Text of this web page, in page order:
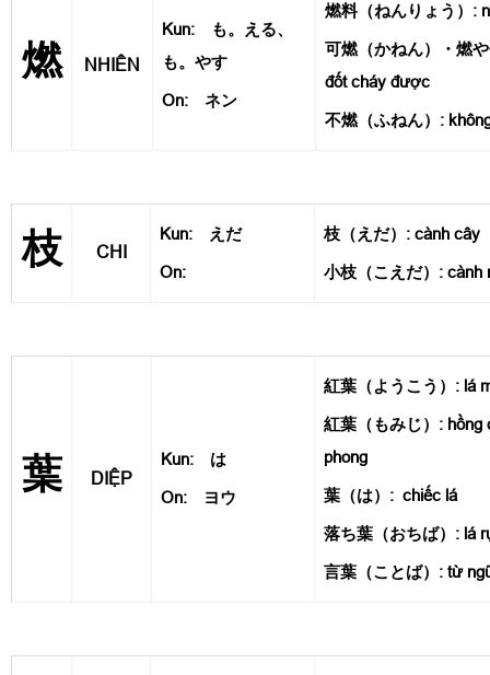
燃 NHIÊN
Kun: も。える、
も。やす
On: ネン
燃料（ねんりょう）:
可燃（かねん）・燃
đốt cháy được
不燃（ふねん）:
枝 CHI
Kun: えだ
On:
枝（えだ）: cành cây
小枝（こえだ）: cành
葉 DIỆP
Kun: は
On: ヨウ
紅葉（ようこう）: lá
紅葉（もみじ）: hồng
phong
葉（は）: chiếc lá
落ち葉（おちば）: lá
言葉（ことば）: từ